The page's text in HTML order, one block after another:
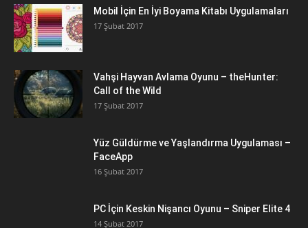
Mobil İçin En İyi Boyama Kitabı Uygulamaları
17 Şubat 2017
Vahşi Hayvan Avlama Oyunu – theHunter:
Call of the Wild
17 Şubat 2017
Yüz Güldürme ve Yaşlandırma Uygulaması –
FaceApp
16 Şubat 2017
PC İçin Keskin Nişancı Oyunu – Sniper Elite 4
14 Şubat 2017